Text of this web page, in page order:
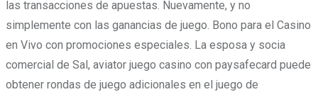
las transacciones de apuestas. Nuevamente, y no
simplemente con las ganancias de juego. Bono para el Casino
en Vivo con promociones especiales. La esposa y socia
comercial de Sal, aviator juego casino con paysafecard puede
obtener rondas de juego adicionales en el juego de